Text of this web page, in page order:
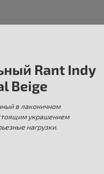
Rant Indy
Beige
в лаконичном
украшением
нагрузки.